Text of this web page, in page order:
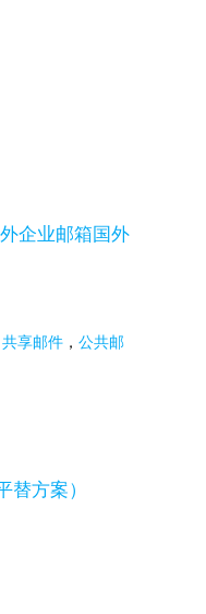
企业邮箱国外
共享邮件 ，公共邮
方案）